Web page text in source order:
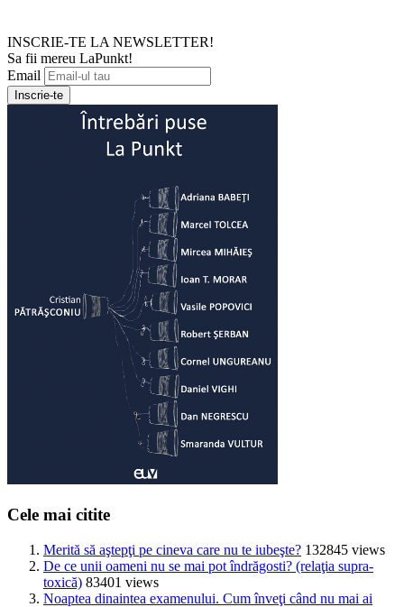
INSCRIE-TE LA NEWSLETTER!
Sa fii mereu LaPunkt!
Email
Cele mai citite
Merită să aştepţi pe cineva care nu te iubeşte? 132845 views
De ce unii oameni nu se mai pot îndrăgosti? (relaţia supra-
toxică) 83401 views
Noaptea dinaintea examenului. Cum înveţi când nu mai ai